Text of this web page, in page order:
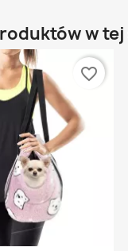
w
favorite_border